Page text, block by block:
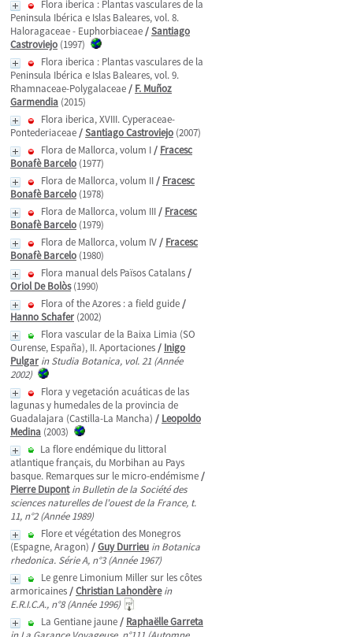
Flora iberica : Plantas vasculares de la
Peninsula Ibérica e Islas Baleares, vol. 8.
Haloragaceae - Euphorbiaceae/Santiago
Castroviejo (1997)
Flora iberica : Plantas vasculares de la
Peninsula Ibérica e Islas Baleares, vol. 9.
Rhamnaceae-Polygalaceae/ F. Muñoz
Garmendia (2015)
Flora iberica, XVIII. Cyperaceae-
Pontederiaceae/Santiago Castroviejo (2007)
Flora de Mallorca, volum I/ Fracesc
Bonafè Barcelo (1977)
Flora de Mallorca, volum II/ Fracesc
Bonafè Barcelo (1978)
Flora de Mallorca, volum III/ Fracesc
Bonafè Barcelo (1979)
Flora de Mallorca, volum IV/ Fracesc
Bonafè Barcelo (1980)
Flora manual dels Països Catalans/
Oriol De Bolòs(1990)
Flora of the Azores : a field guide/
Hanno Schafer (2002)
Flora vascular de la Baixa Limia (SO
Ourense, España), II. Aportaciones/ Inigo
Pulgar in Studia Botanica, vol. 21 (Année
2002)
Flora y vegetación acuáticas de las
lagunas y humedales de la provincia de
Guadalajara (Castilla-La Mancha) / Leopoldo
Medina (2003)
La flore endémique du littoral
atlantique français, du Morbihan au Pays
basque. Remarques sur le micro-endémisme/
Pierre Dupont in Bulletin de la Société des
sciences naturelles de l'ouest de la France, t.
11, n°2 (Année 1989)
Flore et végétation des Monegros
(Espagne, Aragon) /Guy Durrieu in Botanica
rhedonica. Série A, n°3 (Année 1967)
Le genre Limonium Miller sur les côtes
armoricaines/Christian Lahondère in
E.R.I.C.A., n°8 (Année 1996)
La Gentiane jaune/ Raphaëlle Garreta